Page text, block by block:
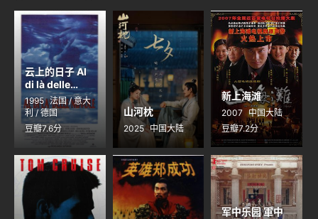
云上的日子 Al
di là delle
nuvole
1995 法国 / 意大
利 / 德国
豆瓣7.6分
山河枕
2025 中国大陆
新上海滩
2007 中国大陆
豆瓣7.2分
军中乐园 軍中